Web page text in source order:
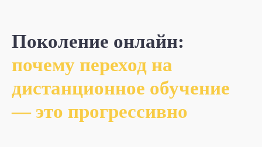
Поколение онлайн:
почему переход на
дистанционное обучение
— это прогрессивно